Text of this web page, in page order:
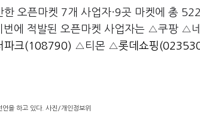
오픈마켓 7개 사업자·9곳 마켓에 총
번에 적발된 오픈마켓 사업자는 △쿠팡 △네
파크(108790) △티몬 △롯데쇼핑
을 하고 있다. 사진/개인정보위